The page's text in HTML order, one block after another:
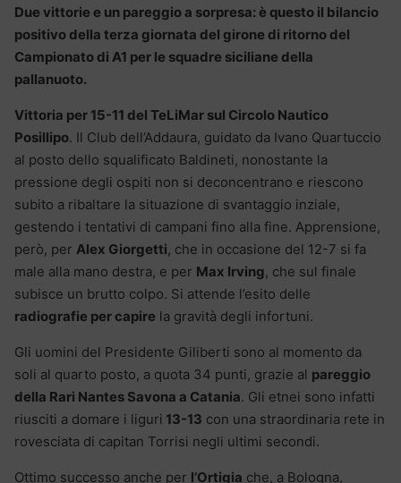
Due vittorie e un pareggio a sorpresa: è questo il bilancio
positivo della terza giornata del girone di ritorno del
Campionato di A1 per le squadre siciliane della
pallanuoto.
Vittoria per 15-11 del TeLiMar sul Circolo Nautico
Posillipo. Il Club dell’Addaura, guidato da Ivano Quartuccio
al posto dello squalificato Baldineti, nonostante la
pressione degli ospiti non si deconcentrano e riescono
subito a ribaltare la situazione di svantaggio inziale,
gestendo i tentativi di campani fino alla fine. Apprensione,
però, per Alex Giorgetti, che in occasione del 12-7 si fa
male alla mano destra, e per Max Irving, che sul finale
subisce un brutto colpo. Si attende l’esito delle
radiografie per capire la gravità degli infortuni.
Gli uomini del Presidente Giliberti sono al momento da
soli al quarto posto, a quota 34 punti, grazie al pareggio
della Rari Nantes Savona a Catania. Gli etnei sono infatti
riusciti a domare i liguri 13-13 con una straordinaria rete in
rovesciata di capitan Torrisi negli ultimi secondi.
Ottimo successo anche per l’Ortigia che, a Bologna,